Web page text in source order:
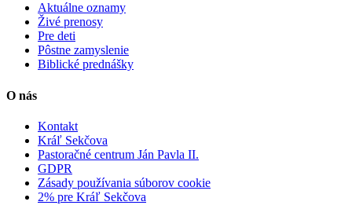
Aktuálne oznamy
Živé prenosy
Pre deti
Pôstne zamyslenie
Biblické prednášky
O nás
Kontakt
Kráľ Sekčova
Pastoračné centrum Ján Pavla II.
GDPR
Zásady používania súborov cookie
2% pre Kráľ Sekčova